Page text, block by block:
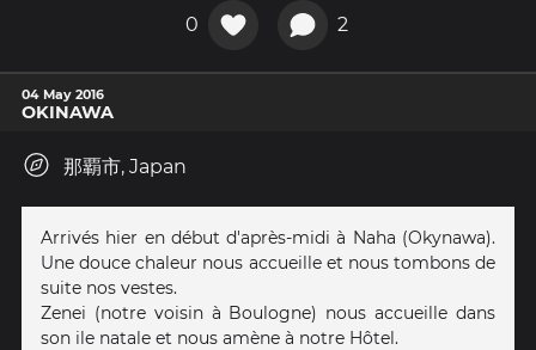
0 2
04 May 2016
OKINAWA
那覇市, Japan
Arrivés hier en début d'après-midi à Naha (Okynawa).
Une douce chaleur nous accueille et nous tombons de
suite nos vestes.
Zenei (notre voisin à Boulogne) nous accueille dans
son ile natale et nous amène à notre Hôtel.